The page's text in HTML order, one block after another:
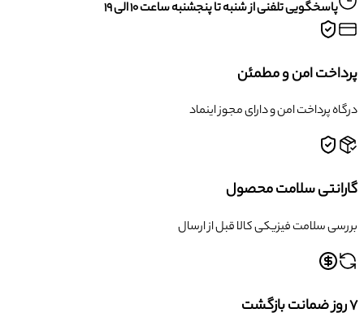
پاسخگویی تلفنی از شنبه تا پنجشنبه ساعت ۱۰ الی ۱۹
پرداخت امن و مطمئن
درگاه پرداخت امن و دارای مجوز اینماد
گارانتی سلامت محصول
بررسی سلامت فیزیکی کالا قبل از ارسال
۷ روز ضمانت بازگشت